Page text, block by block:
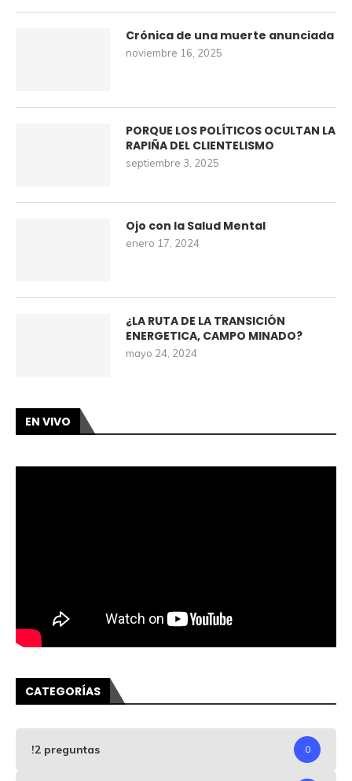
Crónica de una muerte anunciada
noviembre 16, 2025
PORQUE LOS POLÍTICOS OCULTAN LA
RAPIÑA DEL CLIENTELISMO
septiembre 3, 2025
Ojo con la Salud Mental
enero 17, 2024
¿LA RUTA DE LA TRANSICIÓN
ENERGETICA, CAMPO MINADO?
mayo 24, 2024
EN VIVO
CATEGORÍAS
!2 preguntas 0